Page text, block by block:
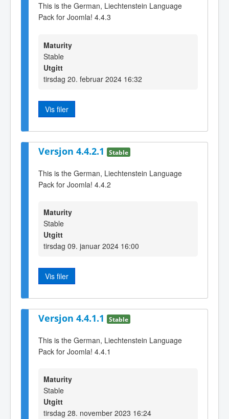
This is the German, Liechtenstein Language
Pack for Joomla! 4.4.3
Maturity
Stable
Utgitt
tirsdag 20. februar 2024 16:32
Vis filer
Versjon 4.4.2.1 Stable
This is the German, Liechtenstein Language
Pack for Joomla! 4.4.2
Maturity
Stable
Utgitt
tirsdag 09. januar 2024 16:00
Vis filer
Versjon 4.4.1.1 Stable
This is the German, Liechtenstein Language
Pack for Joomla! 4.4.1
Maturity
Stable
Utgitt
tirsdag 28. november 2023 16:24